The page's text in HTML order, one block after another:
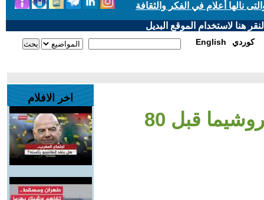
نالها أعلام في الفكر والثقافة
هنا لاستخدام الموقع البديل
English كوردي
- ماذا حدث في هيروشيما قبل 80
اخر الافلام